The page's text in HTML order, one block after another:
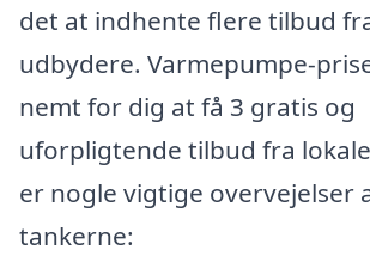
det at indhente flere tilbud
udbydere. Varmepumpe-
nemt for dig at få 3 gratis og
uforpligtende tilbud fra
er nogle vigtige overvejelser
tankerne: